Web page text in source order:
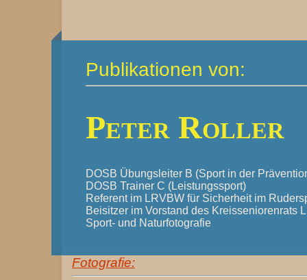
Publikationen von:
Peter Roller
DOSB Übungsleiter B (Sport in der
DOSB Trainer C (Leistungssport)
Referent im LRVBW für Sicherheit im
Beisitzer im Vorstand des Kreisseniorenrats
Sport- und Naturfotografie
Fotografie: